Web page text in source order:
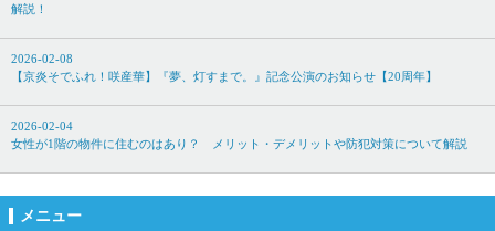
解説！
2026-02-08
【京炎そでふれ！咲産華】『夢、灯すまで。』記念公演のお知らせ【20周年】
2026-02-04
女性が1階の物件に住むのはあり？ メリット・デメリットや防犯対策について解説
メニュー